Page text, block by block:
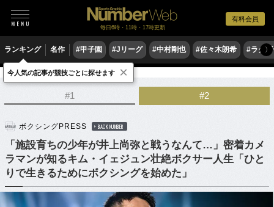
有料会員
毎日6時・11時・17時更新
ランキング 名作 #甲子園 #Jリーグ #中村剛也 #佐々木朗希 #ラグ〉
格闘技 ボクシング
#1 #2
ボクシングPRESS BACK NUMBER
「施設育ちの少年が井上尚弥と戦うなんて…」密着カメ
ラマンが知るキム・イェジュン壮絶ボクサー人生「ひと
りで生きるためにボクシングを始めた」
今人気の記事が競技ごとに探せます ×